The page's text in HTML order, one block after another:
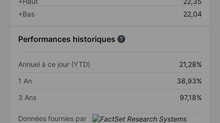
+Bas
22,04
Performances historiques
Annuel à ce jour (YTD)
21,28%
1 An
38,93%
3 Ans
97,18%
Données fournies par